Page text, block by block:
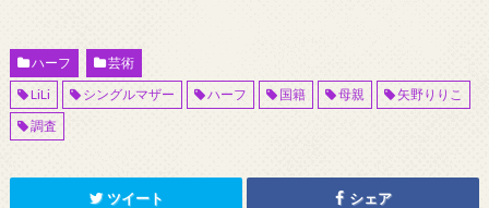
ハーフ
芸術
LiLi
シングルマザー ハーフ 国籍 母親
矢野りりこ
調査
ツイート シェア